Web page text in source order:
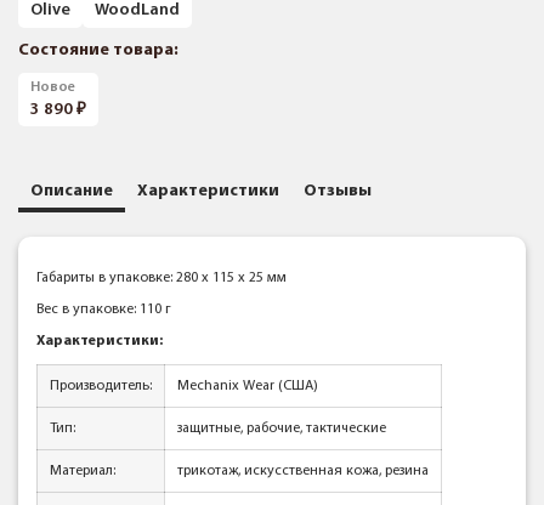
Olive
WoodLand
Состояние товара:
Новое
3 890
Описание Характеристики Отзывы
Габариты в упаковке: 280 x 115 x 25 мм
Вес в упаковке: 110 г
Характеристики:
Производитель: Mechanix Wear (США)
Тип: защитные, рабочие, тактические
Материал: трикотаж, искусственная кожа, резина